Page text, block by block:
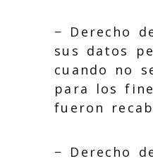
− Derecho
sus datos
cuando no
para los
fueron
− Derecho